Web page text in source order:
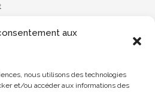
aux
nous utilisons des technologies
et/ou accéder aux informations des
Simplement